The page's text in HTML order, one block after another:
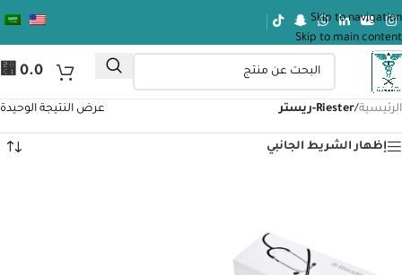
Skip to navigation
Skip to main content
⃁ 0.0
الرئيسية/Riester-ريستر عرض النتيجة الوحيدة
إظهار الشريط الجانبي